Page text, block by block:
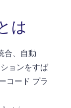
は
合、自動
ョンをすば
コード プラ